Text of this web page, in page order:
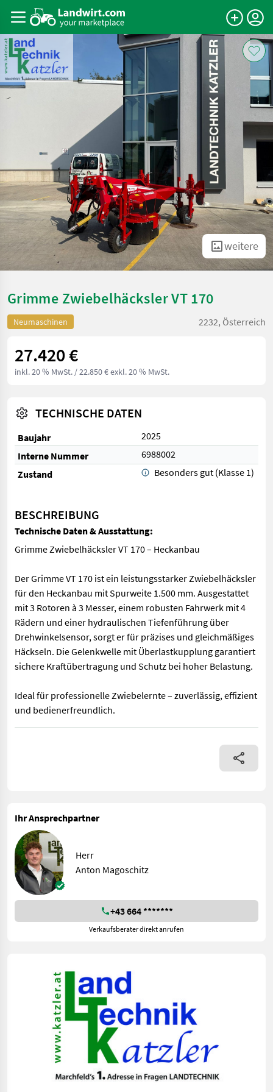
weitere
Grimme Zwiebelhäcksler VT 170
Neumaschinen 2232, Österreich
27.420 €
inkl. 20 % MwSt. / 22.850 € exkl. 20 % MwSt.
TECHNISCHE DATEN
Baujahr
2025
Interne Nummer
6988002
Zustand
Besonders gut (Klasse 1)
BESCHREIBUNG
Technische Daten & Ausstattung:
Grimme Zwiebelhäcksler VT 170 – Heckanbau
Der Grimme VT 170 ist ein leistungsstarker Zwiebelhäcksler
für den Heckanbau mit Spurweite 1.500 mm. Ausgestattet
mit 3 Rotoren à 3 Messer, einem robusten Fahrwerk mit 4
Rädern und einer hydraulischen Tiefenführung über
Drehwinkelsensor, sorgt er für präzises und gleichmäßiges
Häckseln. Die Gelenkwelle mit Überlastkupplung garantiert
sichere Kraftübertragung und Schutz bei hoher Belastung.
Ideal für professionelle Zwiebelernte – zuverlässig, effizient
und bedienerfreundlich.
Grimme Zwiebelhäcksler VT 170 – Heckanbau Der Grimme
Ihr Ansprechpartner
Herr
Anton Magoschitz
+43 664 *******
Verkaufsberater direkt anrufen